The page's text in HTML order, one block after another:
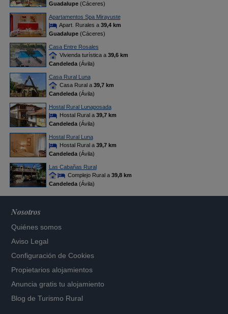
Guadalupe(Cáceres)
Apartamentos Spa Mirayuste
Apart. Rurales a 39,4 km
Guadalupe(Cáceres)
Casa Entre Rosales
Vivienda turística a 39,6 km
Candeleda(Ávila)
Casa Rural Luna
Casa Rural a 39,7 km
Candeleda(Ávila)
Hostal Rural Lunaposada
Hostal Rural a 39,7 km
Candeleda(Ávila)
Hostal Rural Luna
Hostal Rural a 39,7 km
Candeleda(Ávila)
Las Cabañas Rural
Complejo Rural a 39,8 km
Candeleda(Ávila)
Nosotros
Quiénes somos
Aviso Legal
Configuración de Cookies
Propietarios alojamientos
Anuncia gratis tu alojamiento
Blog de Turismo Rural